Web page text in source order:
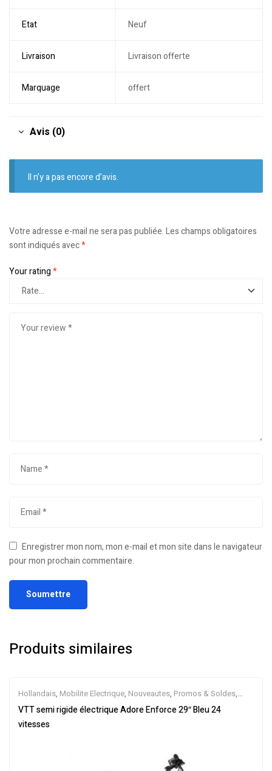
Etat Neuf
Livraison Livraison offerte
Marquage offert
Avis (0)
Il n’y a pas encore d’avis.
Votre adresse e-mail ne sera pas publiée.Les champs obligatoires
sont indiqués avec*
Your rating*
Enregistrer mon nom, mon e-mail et mon site dans le navigateur
pour mon prochain commentaire.
Produits similaires
Hollandais, Mobilite Electrique, Nouveautes, Promos & Soldes,
Semi-Rigides,Vélo électrique ville,Velos Electriques,VTT
Électriques
VTT semi rigide électrique Adore Enforce 29″ Bleu 24
vitesses